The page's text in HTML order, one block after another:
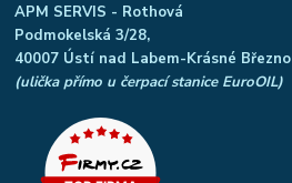
APM SERVIS - Rothová
Podmokelská 3/28,
40007 Ústí nad Labem-Krásné Březno
(ulička přímo u čerpací stanice EuroOIL)